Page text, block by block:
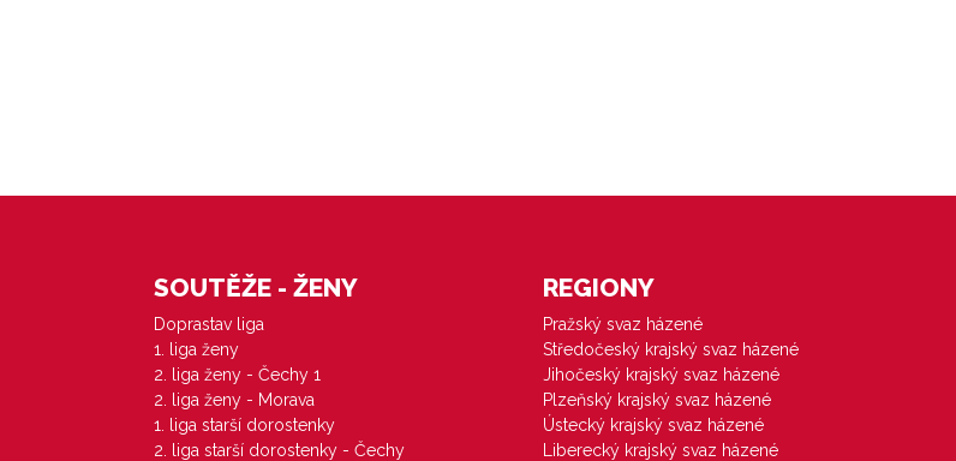
SOUTĚŽE - ŽENY
Doprastav liga
1. liga ženy
2. liga ženy - Čechy 1
2. liga ženy - Morava
1. liga starší dorostenky
2. liga starší dorostenky - Čechy
REGIONY
Pražský svaz házené
Středočeský krajský svaz házené
Jihočeský krajský svaz házené
Plzeňský krajský svaz házené
Ústecký krajský svaz házené
Liberecký krajský svaz házené